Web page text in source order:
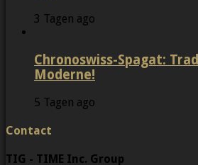
3 Tagen ago
Chronoswiss-Spagat:
Moderne!
5 Tagen ago
Contact
TIG - TIME Inc. Group